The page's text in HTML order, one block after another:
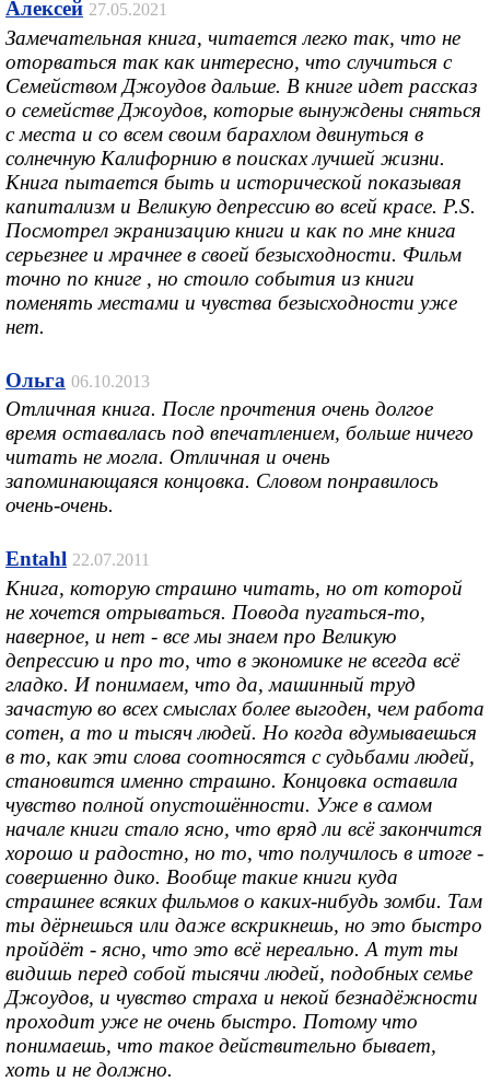
Алексей 27.05.2021
Замечательная книга, читается легко так, что не
оторваться так как интересно, что случиться с
Семейством Джоудов дальше. В книге идет рассказ
о семействе Джоудов, которые вынуждены сняться
с места и со всем своим барахлом двинуться в
солнечную Калифорнию в поисках лучшей жизни.
Книга пытается быть и исторической показывая
капитализм и Великую депрессию во всей красе. P.S.
Посмотрел экранизацию книги и как по мне книга
серьезнее и мрачнее в своей безысходности. Фильм
точно по книге , но стоило события из книги
поменять местами и чувства безысходности уже
нет.
Ольга 06.10.2013
Отличная книга. После прочтения очень долгое
время оставалась под впечатлением, больше ничего
читать не могла. Отличная и очень
запоминающаяся концовка. Словом понравилось
очень-очень.
Entahl 22.07.2011
Книга, которую страшно читать, но от которой
не хочется отрываться. Повода пугаться-то,
наверное, и нет - все мы знаем про Великую
депрессию и про то, что в экономике не всегда всё
гладко. И понимаем, что да, машинный труд
зачастую во всех смыслах более выгоден, чем работа
сотен, а то и тысяч людей. Но когда вдумываешься
в то, как эти слова соотносятся с судьбами людей,
становится именно страшно. Концовка оставила
чувство полной опустошённости. Уже в самом
начале книги стало ясно, что вряд ли всё закончится
хорошо и радостно, но то, что получилось в итоге -
совершенно дико. Вообще такие книги куда
страшнее всяких фильмов о каких-нибудь зомби. Там
ты дёрнешься или даже вскрикнешь, но это быстро
пройдёт - ясно, что это всё нереально. А тут ты
видишь перед собой тысячи людей, подобных семье
Джоудов, и чувство страха и некой безнадёжности
проходит уже не очень быстро. Потому что
понимаешь, что такое действительно бывает,
хоть и не должно.